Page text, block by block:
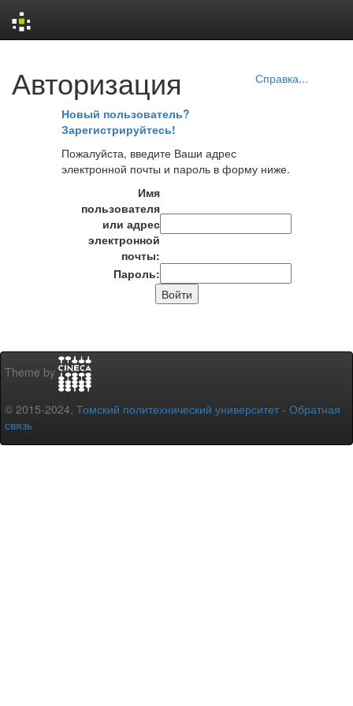
navigation
Авторизация Справка...
Новый пользователь?
Зарегистрируйтесь!
Пожалуйста, введите Ваши адрес
электронной почты и пароль в форму ниже.
Имя
пользователя
или адрес
электронной
почты:
Пароль:
Theme by
© 2015-2024, Томский политехнический университет - Обратная
связь